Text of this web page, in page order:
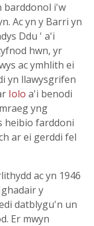
barddonol i'w
Ac yn y Barri yn
Ddu ' a'i
hwn, yr
ac ymhlith ei
yn llawysgrifen
Iolo a'i benodi
yng
heibio farddoni
ar ei gerddi fel
ac yn 1946
y
datblygu'n un
Er mwyn